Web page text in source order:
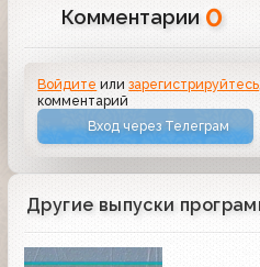
Комментарии 0
Войдите илизарегистрируйтесь
комментарий
Вход через Телеграм
Другие выпуски